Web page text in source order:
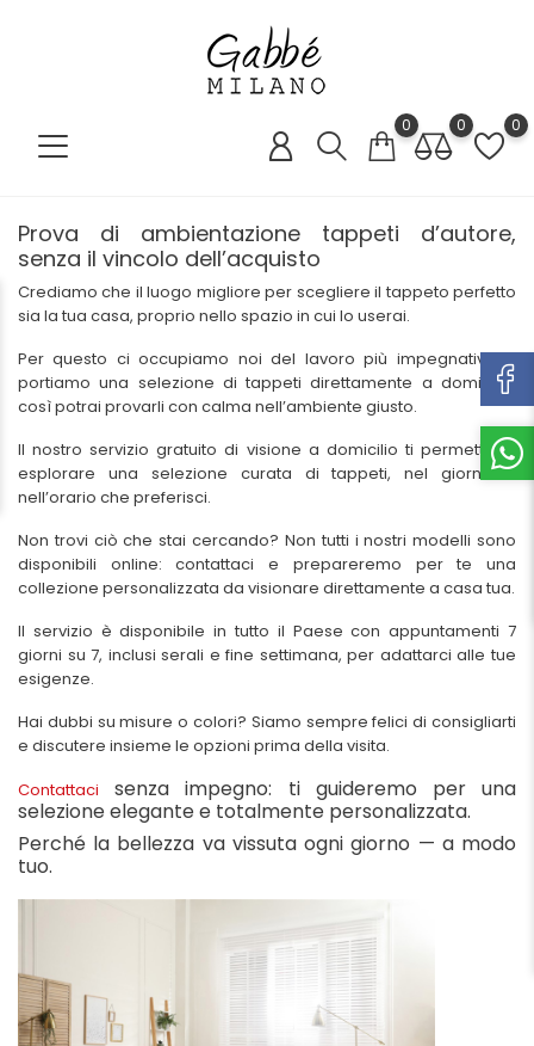
0 0 0
Prova di ambientazione tappeti d’autore,
senza il vincolo dell’acquisto
Crediamo che il luogo migliore per scegliere il tappeto perfetto
sia la tua casa, proprio nello spazio in cui lo userai.
Per questo ci occupiamo noi del lavoro più impegnativo: ti
portiamo una selezione di tappeti direttamente a domicilio,
così potrai provarli con calma nell’ambiente giusto.
Il nostro servizio gratuito di visione a domicilio ti permette di
esplorare una selezione curata di tappeti, nel giorno e
nell’orario che preferisci.
Non trovi ciò che stai cercando? Non tutti i nostri modelli sono
disponibili online: contattaci e prepareremo per te una
collezione personalizzata da visionare direttamente a casa tua.
Il servizio è disponibile in tutto il Paese con appuntamenti 7
giorni su 7, inclusi serali e fine settimana, per adattarci alle tue
esigenze.
Hai dubbi su misure o colori? Siamo sempre felici di consigliarti
e discutere insieme le opzioni prima della visita.
Contattaci
senza impegno: ti guideremo per una
selezione elegante e totalmente personalizzata.
Perché la bellezza va vissuta ogni giorno — a modo
tuo.